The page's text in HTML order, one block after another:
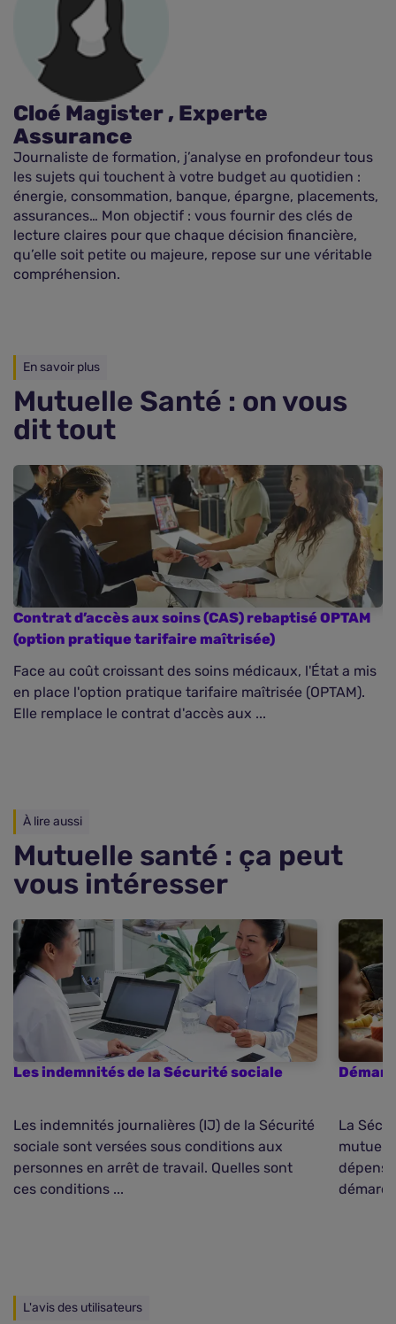
Cloé Magister , Experte
Assurance
Journaliste de formation, j’analyse en profondeur tous
les sujets qui touchent à votre budget au quotidien :
énergie, consommation, banque, épargne, placements,
assurances… Mon objectif : vous fournir des clés de
lecture claires pour que chaque décision financière,
qu’elle soit petite ou majeure, repose sur une véritable
compréhension.
En savoir plus
Mutuelle Santé : on vous
dit tout
Contrat d’accès aux soins (CAS) rebaptisé OPTAM
(option pratique tarifaire maîtrisée)
Face au coût croissant des soins médicaux, l'État a mis
en place l'option pratique tarifaire maîtrisée (OPTAM).
Elle remplace le contrat d'accès aux ...
À lire aussi
Mutuelle santé : ça peut
vous intéresser
Les indemnités de la Sécurité sociale
Les indemnités journalières (IJ) de la Sécurité
sociale sont versées sous conditions aux
personnes en arrêt de travail. Quelles sont
ces conditions ...
La
L'avis des utilisateurs